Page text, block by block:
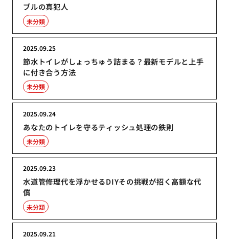
ブルの真犯人
未分類
節水トイレがしょっちゅう詰まる？最新モデルと上手
に付き合う方法
2025.09.25
未分類
あなたのトイレを守るティッシュ処理の鉄則
2025.09.24
未分類
水道管修理代を浮かせるDIYその挑戦が招く高額な代
償
2025.09.23
未分類
2025.09.21